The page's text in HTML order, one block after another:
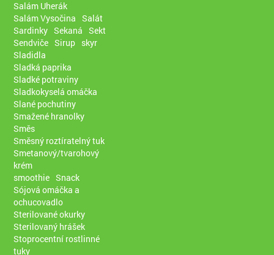
Salám Uherák
Salám Vysočina Salát
Sardinky Sekaná Sekt
Sendviče Sirup skyr
Sladidla
Sladká paprika
Sladké potraviny
Sladkokyselá omáčka
Slané pochutiny
Smažené hranolky
Směs
Směsný roztíratelný tuk
Smetanový/tvarohový
krém
smoothie Snack
Sójová omáčka a
ochucovadlo
Sterilované okurky
Sterilovaný hrášek
Stoprocentní rostlinné
tuky